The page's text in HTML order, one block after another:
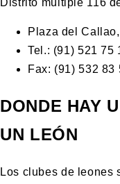
Plaza del
Tel.: (91) 521 75
Fax: (91) 532 83
DONDE HAY
UN LEÓN
Los clubes de leones